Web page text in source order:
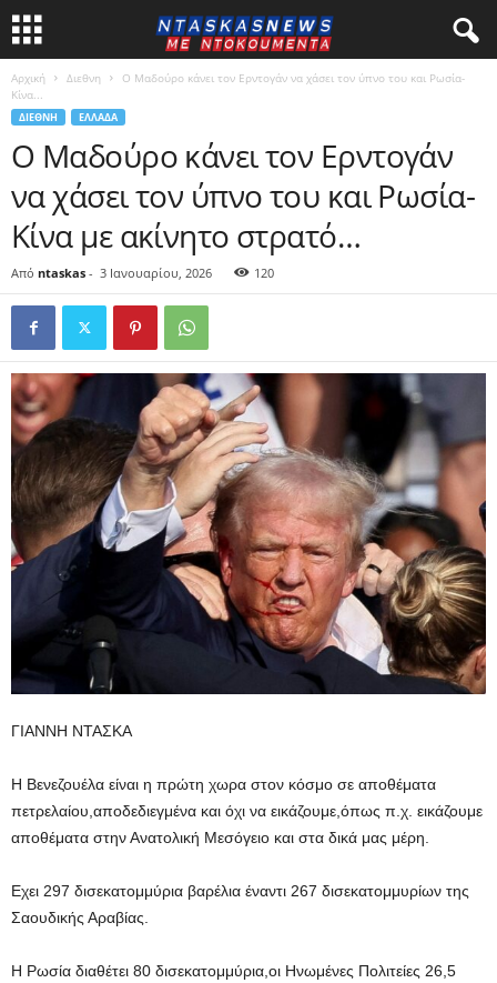
Αρχική Διεθνη
Ο Μαδούρο κάνει τον Ερντογάν να χάσει τον ύπνο του και Ρωσία-
Κίνα...
ΔΙΕΘΝΗ ΕΛΛΑΔΑ
Ο Μαδούρο κάνει τον Ερντογάν
να χάσει τον ύπνο του και Ρωσία-
Κίνα με ακίνητο στρατό…
Από ntaskas - 3 Ιανουαρίου, 2026 120
ΓΙΑΝΝΗ ΝΤΑΣΚΑ
Η Βενεζουέλα είναι η πρώτη χωρα στον κόσμο σε αποθέματα
πετρελαίου,αποδεδιεγμένα και όχι να εικάζουμε,όπως π.χ. εικάζουμε
αποθέματα στην Ανατολική Μεσόγειο και στα δικά μας μέρη.
Εχει 297 δισεκατομμύρια βαρέλια έναντι 267 δισεκατομμυρίων της
Σαουδικής Αραβίας.
Η Ρωσία διαθέτει 80 δισεκατομμύρια,οι Ηνωμένες Πολιτείες 26,5